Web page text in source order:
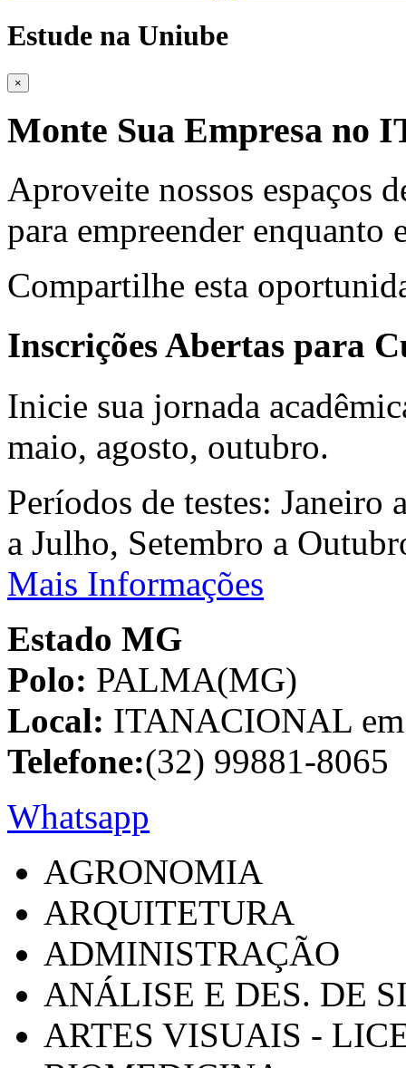
Estude na Uniube
×
Monte Sua Empresa no
Aproveite nossos espaços
para empreender enquanto
Compartilhe esta
Inscrições Abertas para
Inicie sua jornada
maio, agosto, outubro.
Períodos de testes:
a Julho, Setembro a
Mais Informações
Estado MG
Polo: PALMA(MG)
Local: ITANACIONAL
Telefone:(32) 99881-8065
Whatsapp
AGRONOMIA
ARQUITETURA
ADMINISTRAÇÃO
ANÁLISE E DES. DE
ARTES VISUAIS -